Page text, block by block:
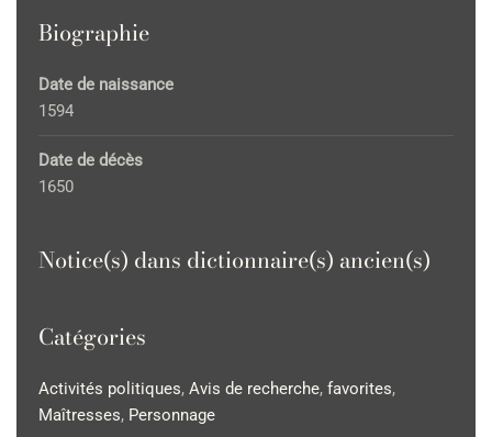
Biographie
Date de naissance
1594
Date de décès
1650
Notice(s) dans dictionnaire(s) ancien(s)
Catégories
Activités politiques, Avis de recherche, favorites,
Maîtresses, Personnage